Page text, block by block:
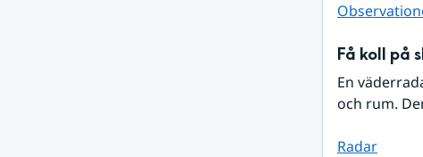
Få koll på
En
och rum.
Radar